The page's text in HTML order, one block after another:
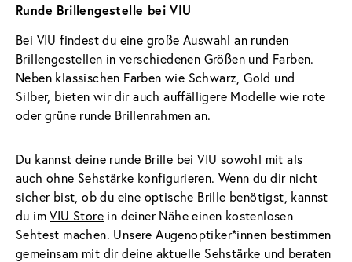
Runde Brillengestelle bei VIU
Bei VIU findest du eine große Auswahl an runden
Brillengestellen in verschiedenen Größen und Farben.
Neben klassischen Farben wie Schwarz, Gold und
Silber, bieten wir dir auch auffälligere Modelle wie rote
oder grüne runde Brillenrahmen an.
Du kannst deine runde Brille bei VIU sowohl mit als
auch ohne Sehstärke konfigurieren. Wenn du dir nicht
sicher bist, ob du eine optische Brille benötigst, kannst
du im VIU Store in deiner Nähe einen kostenlosen
Sehtest machen. Unsere Augenoptiker*innen bestimmen
gemeinsam mit dir deine aktuelle Sehstärke und beraten